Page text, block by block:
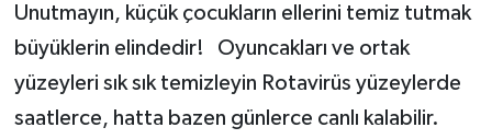
Unutmayın, küçük çocukların ellerini temiz tutmak
büyüklerin elindedir! Oyuncakları ve ortak
yüzeyleri sık sık temizleyin Rotavirüs yüzeylerde
saatlerce, hatta bazen günlerce canlı kalabilir.